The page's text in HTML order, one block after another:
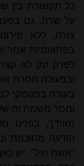
כל תקשורת בין
על שרה. גם
צורה, ללא
בפתאומיות אחר
לפרק זמן לא
ובפעולה חסרת
בעודה בפקפוקי
ומסר משמח זה
מאידך, בפנינו
הודעה מחוכמת
"אשת חיל". יש כאן